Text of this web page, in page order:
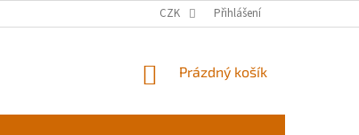
CZK Přihlášení
NÁKUPNÍ
Prázdný košík